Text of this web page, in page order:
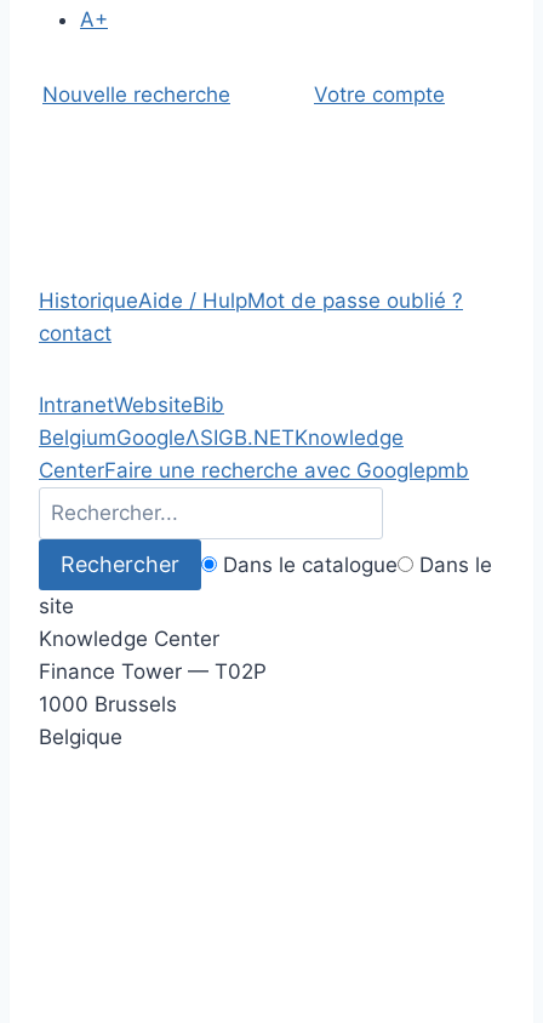
A+
Nouvelle recherche Votre compte
HistoriqueAide / HulpMot de passe oublié ?
contact
IntranetWebsiteBib
BelgiumGoogleΛSIGB.NETKnowledge
CenterFaire une recherche avec Googlepmb
Dans le catalogue
Dans le
site
Knowledge Center
Finance Tower — T02P
1000 Brussels
Belgique